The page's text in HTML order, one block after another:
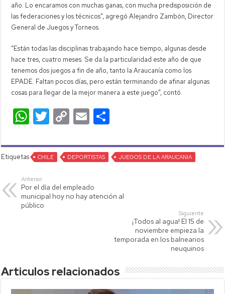
año. Lo encaramos con muchas ganas, con mucha predisposición de
las federaciones y los técnicos”, agregó Alejandro Zambón, Director
General de Juegos y Torneos.
“Están todas las disciplinas trabajando hace tiempo, algunas desde
hace tres, cuatro meses. Se da la particularidad este año de que
tenemos dos juegos a fin de año, tanto la Araucanía como los
EPADE. Faltan pocos días, pero están terminando de afinar algunas
cosas para llegar de la mejor manera a este juego”, contó.
W
at
s
A
p
p
T
tt
er
C
p
y
Li
nk
E
ail m
p
tir
Etiquetas CHILE DEPORTISTAS JUEGOS DE LA ARAUCANIA
Anterior
Por el día del empleado
municipal hoy no hay atención al
público
Siguiente
¡Todos al agua! El 15 de
noviembre empieza la
temporada en los balnearios
neuquinos
Articulos relacionados